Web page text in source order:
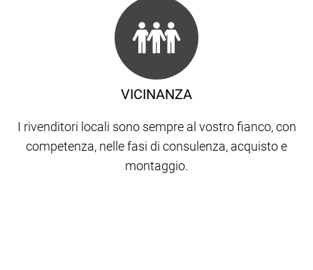
VICINANZA
I rivenditori locali sono sempre al vostro fianco, con
competenza, nelle fasi di consulenza, acquisto e
montaggio.